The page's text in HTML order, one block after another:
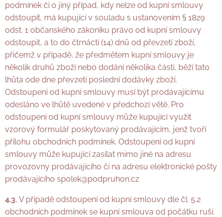
podmínek či o jiný případ, kdy nelze od kupní smlouvy
odstoupit, má kupující v souladu s ustanovením § 1829
odst. 1 občanského zákoníku právo od kupní smlouvy
odstoupit, a to do čtrnácti (14) dnů od převzetí zboží,
přičemž v případě, že předmětem kupní smlouvy je
několik druhů zboží nebo dodání několika částí, běží tato
lhůta ode dne převzetí poslední dodávky zboží.
Odstoupení od kupní smlouvy musí být prodávajícímu
odesláno ve lhůtě uvedené v předchozí větě. Pro
odstoupení od kupní smlouvy může kupující využit
vzorový formulář poskytovaný prodávajícím, jenž tvoří
přílohu obchodních podmínek. Odstoupení od kupní
smlouvy může kupující zasílat mimo jiné na adresu
provozovny prodávajícího či na adresu elektronické pošty
prodávajícího spolek@podpruhon.cz
4.3. V případě odstoupení od kupní smlouvy dle čl. 5.2
obchodních podmínek se kupní smlouva od počátku ruší.